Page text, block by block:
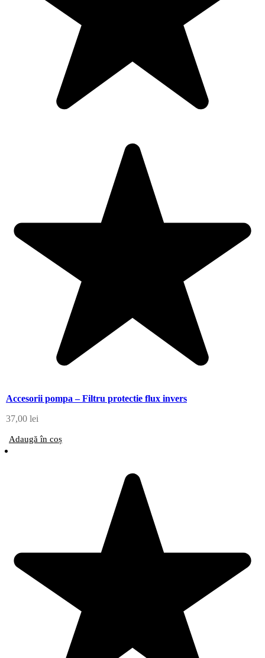
Accesorii pompa – Filtru protectie flux invers
37,00 lei
Adaugă în coș